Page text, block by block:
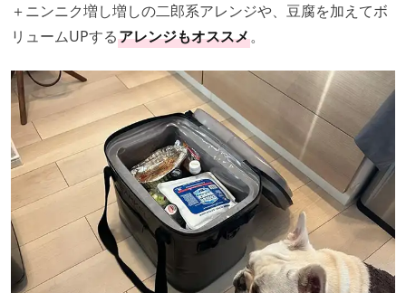
＋ニンニク増し増しの二郎系アレンジや、豆腐を加えてボ
リュームUPするアレンジもオススメ。